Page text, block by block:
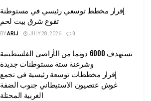
إقرار مخطط توسعي رئيسي في مستوطنة
تقوع شرق بيت لحم
BYARIJ JULY 28, 2026 0
تستهدف 6000 دونما من الأراضي الفلسطينية
وشرعنة ستة مستوطنات جديدة
إقرار مخططات توسعة رئيسية في تجمع
غوش عتصيون الاستيطاني جنوب الضفة
الغربية المحتلة